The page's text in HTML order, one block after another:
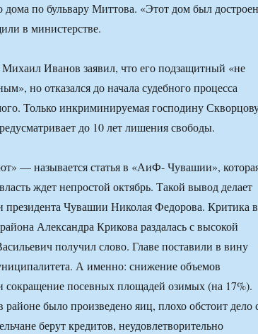
дома по бульвару Миттова. «Этот дом был достроен
в министерстве.
Иванов заявил, что его подзащитный «не
но отказался до начала судебного процесса
Только инкриминируемая господину
до 10 лет лишения свободы.
— называется статья в «АиФ- Чувашии»,
ждет непростой октябрь. Такой вывод делает
президента Чувашии Николая Федорова. Критика в
Александра Крикова раздалась с высокой
получил слово. Главе поставили в вину
А именно: снижение объемов
сокращение посевных площадей озимых (на 17%).
было произведено яиц, плохо обстоит дело
берут кредитов, неудовлетворительно